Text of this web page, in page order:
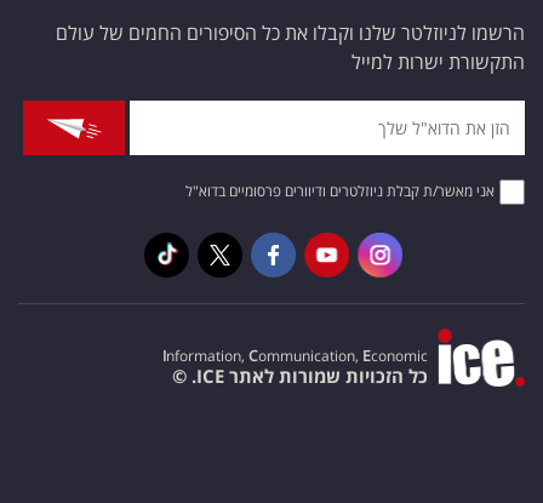
הרשמו לניוזלטר שלנו וקבלו את כל הסיפורים החמים של עולם
התקשורת ישרות למייל
אני מאשר/ת קבלת ניוזלטרים ודיוורים פרסומיים בדוא"ל
Information, Communication, Economic
כל הזכויות שמורות לאתר ICE. ©